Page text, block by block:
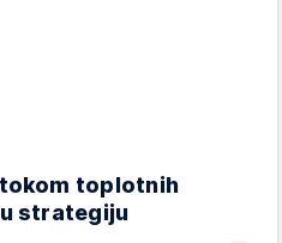
toplotnih
strategiju